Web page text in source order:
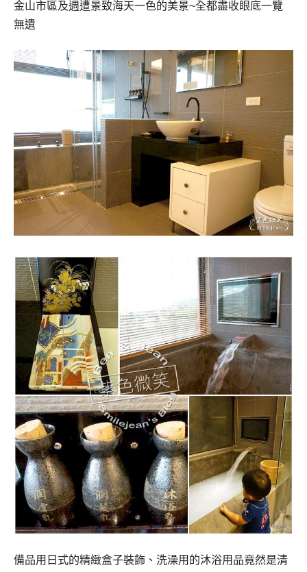
金山市區及週遭景致海天一色的美景~全都盡收眼底一覽
無遺
備品用日式的精緻盒子裝飾、洗澡用的沐浴用品竟然是清